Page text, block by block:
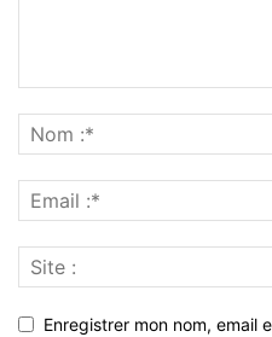
Enregistrer mon nom, email